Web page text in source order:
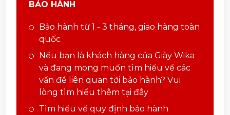
BẢO HÀNH
Bảo hành từ 1 - 3 tháng, giao hàng toàn
quốc
Nếu bạn là khách hàng của Giày Wika
và đang mong muốn tìm hiểu về các
vấn đề liên quan tới bảo hành? Vui
lòng tìm hiểu thêm tại đây
Tìm hiểu về quy định bảo hành